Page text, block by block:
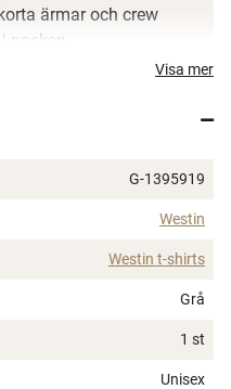
ärmar och crew
nacken.
Visa mer
G-1395919
Westin
Westin t-shirts
Grå
1 st
Unisex